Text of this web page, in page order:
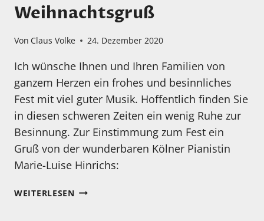
Weihnachtsgruß
Von Claus Volke 24. Dezember 2020
Ich wünsche Ihnen und Ihren Familien von
ganzem Herzen ein frohes und besinnliches
Fest mit viel guter Musik. Hoffentlich finden Sie
in diesen schweren Zeiten ein wenig Ruhe zur
Besinnung. Zur Einstimmung zum Fest ein
Gruß von der wunderbaren Kölner Pianistin
Marie-Luise Hinrichs:
WEITERLESENEIN